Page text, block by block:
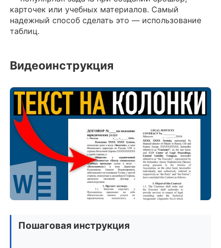
карточек или учебных материалов. Самый
надежный способ сделать это — использование
таблиц.
Видеоинструкция
Пошаговая инструкция